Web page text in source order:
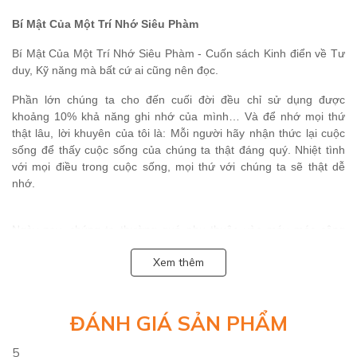
Bí Mật Của Một Trí Nhớ Siêu Phàm
Bí Mật Của Một Trí Nhớ Siêu Phàm- Cuốn sách Kinh điển vềTư
duy, Kỹ năng mà bất cứ ai cũng nên đọc.
Phần lớn chúng ta cho đến cuối đời đều chỉ sử dụng được
khoảng 10% khả năng ghi nhớ của mình… Và để nhớ mọi thứ
thật lâu, lời khuyên của tôi là: Mỗi người hãy nhận thức lại cuộc
sống để thấy cuộc sống của chúng ta thật đáng quý. Nhiệt tình
với mọi điều trong cuộc sống, mọi thứ với chúng ta sẽ thật dễ
nhớ.
nghệ để ghi nhớ những gì mình muốn; thậm chí chúng ta còn có
những quan niệm hết sức sai lầm về trí nhớ của mình.
Ví dụ, bạn thành thật thú nhận rằng trí nhớ của mình rất tồi tệ. Và
bạn thường biện hộ rằng bạn chỉ là “người trần mắt thịt” nên việc
Xem thêm
ĐÁNH GIÁ SẢN PHẨM
5